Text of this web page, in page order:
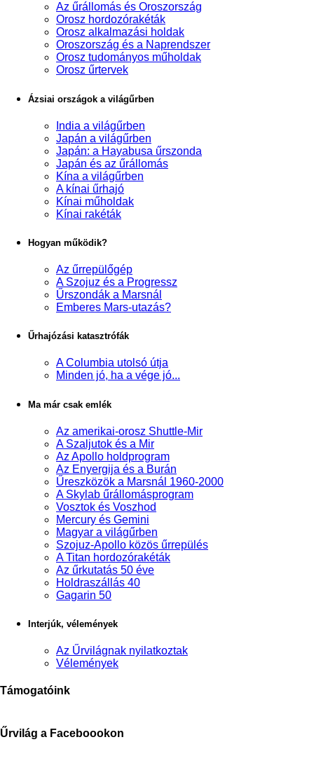
Az űrállomás és Oroszország
Orosz hordozórakéták
Orosz alkalmazási holdak
Oroszország és a Naprendszer
Orosz tudományos műholdak
Orosz űrtervek
Ázsiai országok a világűrben
India a világűrben
Japán a világűrben
Japán: a Hayabusa űrszonda
Japán és az űrállomás
Kína a világűrben
A kínai űrhajó
Kínai műholdak
Kínai rakéták
Hogyan működik?
Az űrrepülőgép
A Szojuz és a Progressz
Űrszondák a Marsnál
Emberes Mars-utazás?
Űrhajózási katasztrófák
A Columbia utolsó útja
Minden jó, ha a vége jó...
Ma már csak emlék
Az amerikai-orosz Shuttle-Mir
A Szaljutok és a Mir
Az Apollo holdprogram
Az Enyergija és a Burán
Űreszközök a Marsnál 1960-2000
A Skylab űrállomásprogram
Vosztok és Voszhod
Mercury és Gemini
Magyar a világűrben
Szojuz-Apollo közös űrrepülés
A Titan hordozórakéták
Az űrkutatás 50 éve
Holdraszállás 40
Gagarin 50
Interjúk, vélemények
Az Űrvilágnak nyilatkoztak
Vélemények
Támogatóink
Űrvilág a Faceboookon